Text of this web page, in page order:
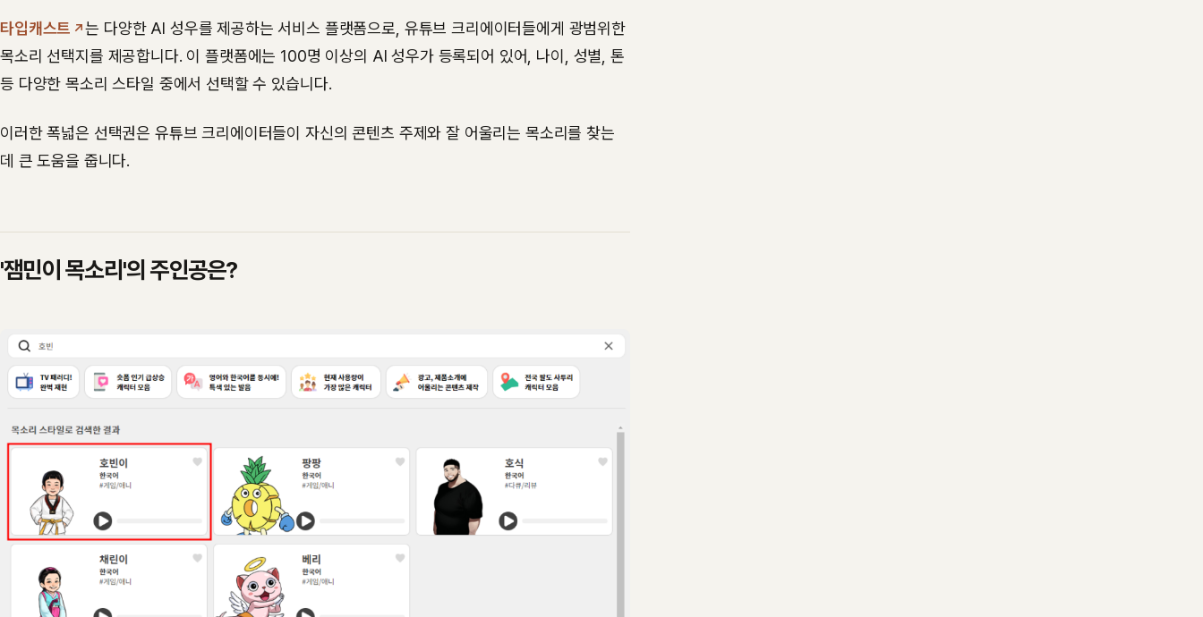
타입캐스트
는 다양한 AI 성우를 제공하는 서비스 플랫폼으로, 유튜브 크리에이터들에게 광범위한
목소리 선택지를 제공합니다. 이 플랫폼에는 100명 이상의 AI 성우가 등록되어 있어, 나이, 성별, 톤
등 다양한 목소리 스타일 중에서 선택할 수 있습니다.
이러한 폭넓은 선택권은 유튜브 크리에이터들이 자신의 콘텐츠 주제와 잘 어울리는 목소리를 찾는
데 큰 도움을 줍니다.
'잼민이 목소리'의 주인공은?